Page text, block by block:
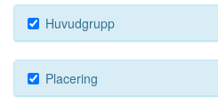
Huvudgrupp
Placering